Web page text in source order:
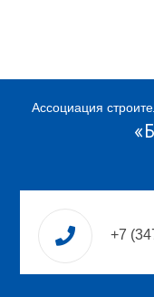
Ассоциация
+7